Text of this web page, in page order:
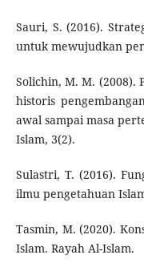
Sauri, S. (2016).
untuk mewujudkan
Solichin, M. M. (2008).
historis
awal sampai masa
Islam, 3(2).
Sulastri, T. (2016).
ilmu pengetahuan
Tasmin, M. (2020).
Islam. Rayah Al-Islam.